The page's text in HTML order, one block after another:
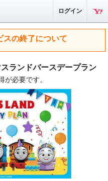
ログイン
スの終了について
ランドバースデープラン
必要です。